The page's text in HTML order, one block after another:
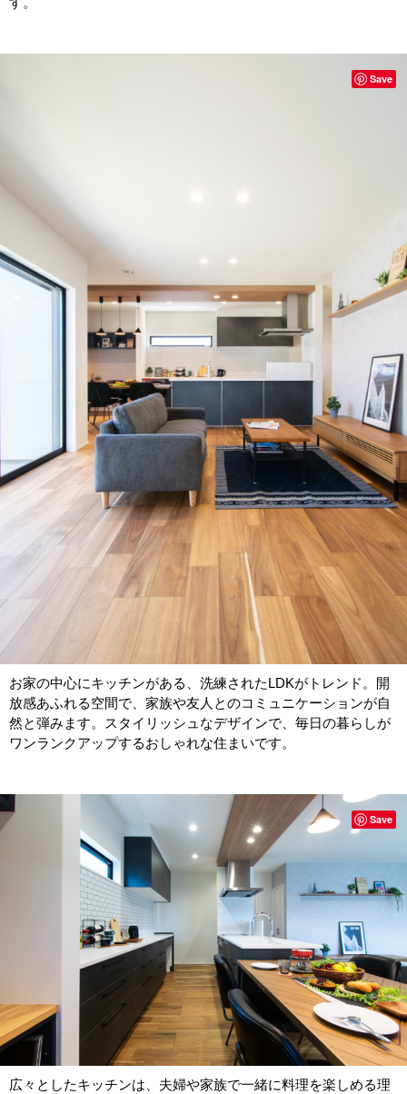
お家の中心にキッチンがある、洗練されたLDKがトレンド。開
放感あふれる空間で、家族や友人とのコミュニケーションが自
然と弾みます。スタイリッシュなデザインで、毎日の暮らしが
ワンランクアップするおしゃれな住まいです。
Save
広々としたキッチンは、夫婦や家族で一緒に料理を楽しめる理
Save